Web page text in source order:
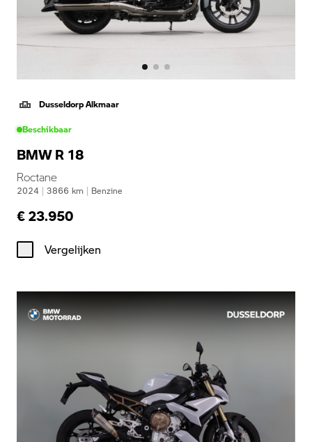
Dusseldorp Alkmaar
Beschikbaar
BMW R 18
Roctane
2024 | 3866 km | Benzine
€ 23.950
Vergelijken